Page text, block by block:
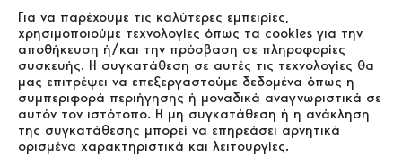
Για να παρέχουμε τις καλύτερες εμπειρίες,
χρησιμοποιούμε τεχνολογίες όπως τα cookies για την
αποθήκευση ή/και την πρόσβαση σε πληροφορίες
συσκευής. Η συγκατάθεση σε αυτές τις τεχνολογίες θα
μας επιτρέψει να επεξεργαστούμε δεδομένα όπως η
συμπεριφορά περιήγησης ή μοναδικά αναγνωριστικά σε
αυτόν τον ιστότοπο. Η μη συγκατάθεση ή η ανάκληση
της συγκατάθεσης μπορεί να επηρεάσει αρνητικά
ορισμένα χαρακτηριστικά και λειτουργίες.
4ο χλμ. Παλαιάς Ε.Ο. Ιωαννίνων –
Ηγουμενίτσας Ιωάννινα Τ.Κ. 455 00
+30 26510 30558
+30 26510 32765
E-mail:info@gavrilas-stoves.gr
Ωράριο:Δευτέρα - Τετάρτη -